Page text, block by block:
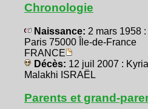
Chronologie
Naissance: 2 mars 1958 :
Paris 75000 Île-de-France
FRANCE
Décès: 12 juil 2007 :
Malakhi ISRAËL
Parents et grand-